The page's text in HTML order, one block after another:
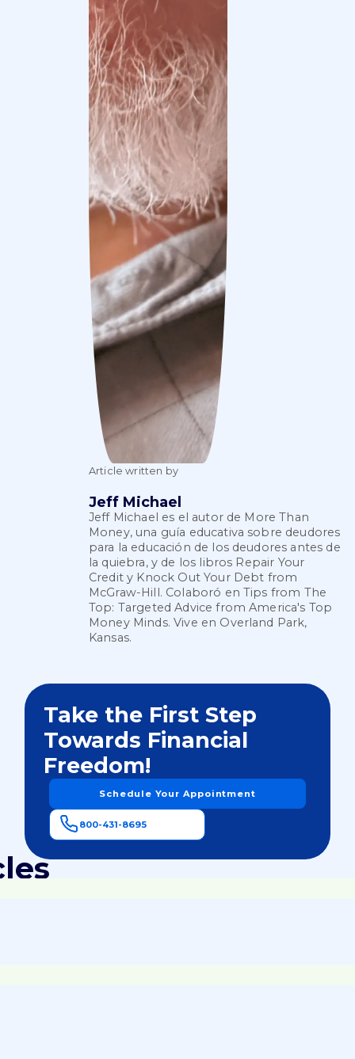
Article written by
Jeff Michael
Jeff Michael es el autor de More Than
Money, una guía educativa sobre deudores
para la educación de los deudores antes de
la quiebra, y de los libros Repair Your
Credit y Knock Out Your Debt from
McGraw-Hill. Colaboró en Tips from The
Top: Targeted Advice from America's Top
Money Minds. Vive en Overland Park,
Kansas.
Take the First Step
Towards Financial
Freedom!
Schedule Your Appointment
800-431-8695